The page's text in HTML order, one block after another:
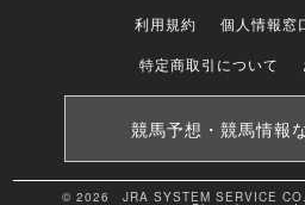
利用規約
個人情報窓
特定商取引について
競馬予想・競馬情報
© 2026 JRA SYSTEM SERVICE